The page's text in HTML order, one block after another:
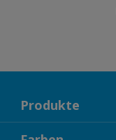
Produkte
FASSADENFARBEN